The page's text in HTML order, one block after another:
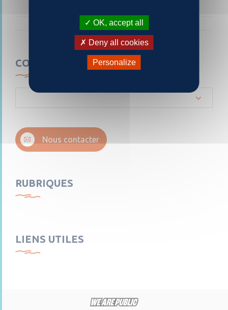
CONTACTEZ-NOUS
Nous contacter
RUBRIQUES
LIENS UTILES
OK, accept all
Deny all cookies
Personalize